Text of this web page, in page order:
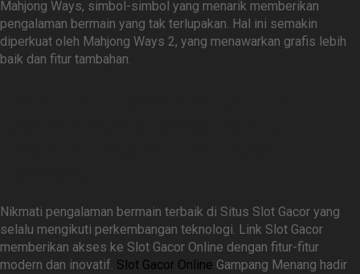
Mahjong Ways, simbol-simbol yang menarik memberikan
pengalaman bermain yang tak terlupakan. Hal ini semakin
diperkuat oleh Mahjong Ways 2, yang menawarkan grafis lebih
baik dan fitur tambahan.
Nikmati pengalaman bermain terbaik di Situs Slot Gacor yang
selalu mengikuti perkembangan teknologi. Link Slot Gacor
memberikan akses ke Slot Gacor Online dengan fitur-fitur
modern dan inovatif. Slot Gacor Online Gampang Menang hadir